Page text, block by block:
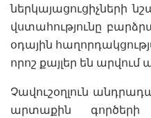
ներկայացուցիչների
վստահությունը
օդային
որոշ քայլեր են
Չավուշօղլուն
արտաքին